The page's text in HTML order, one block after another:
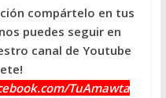
compártelo en tus
puedes seguir en
canal de Youtube
TuAmawta